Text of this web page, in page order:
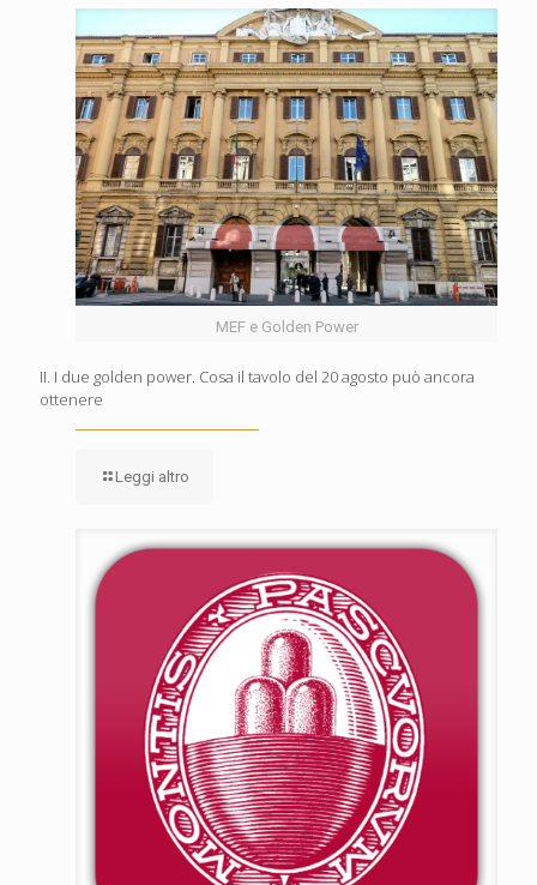
MEF e Golden Power
II. I due golden power. Cosa il tavolo del 20 agosto può ancora
ottenere
Leggi altro